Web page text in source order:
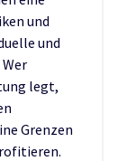
und
und
legt,
Grenzen